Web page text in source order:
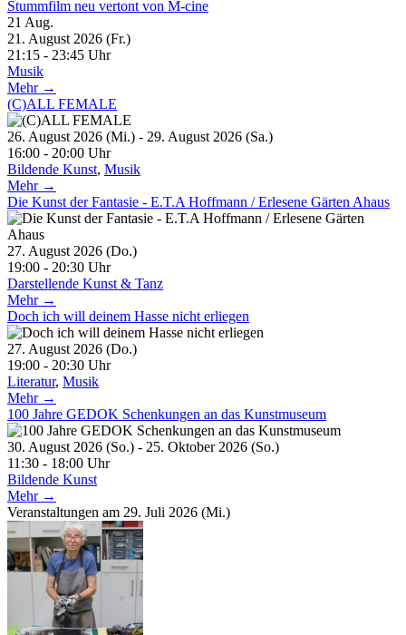
Stummfilm neu vertont von M-cine
21 Aug.
21. August 2026 (Fr.)
21:15 - 23:45 Uhr
Musik
Mehr →
(C)ALL FEMALE
26. August 2026 (Mi.) - 29. August 2026 (Sa.)
16:00 - 20:00 Uhr
Bildende Kunst, Musik
Mehr →
Die Kunst der Fantasie - E.T.A Hoffmann / Erlesene Gärten Ahaus
27. August 2026 (Do.)
19:00 - 20:30 Uhr
Darstellende Kunst & Tanz
Mehr →
Doch ich will deinem Hasse nicht erliegen
27. August 2026 (Do.)
19:00 - 20:30 Uhr
Literatur, Musik
Mehr →
100 Jahre GEDOK Schenkungen an das Kunstmuseum
30. August 2026 (So.) - 25. Oktober 2026 (So.)
11:30 - 18:00 Uhr
Bildende Kunst
Mehr →
Veranstaltungen am 29. Juli 2026 (Mi.)